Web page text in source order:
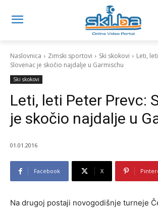
Naslovnica Zimski sportovi Ski skokovi
Leti,
Slovenac je skočio najdalje u Garmischu
Ski skokovi
Leti, leti Peter Prevc:
je skočio najdalje u
01.01.2016
Facebook X
Na drugoj postaji novogodišnje turneje